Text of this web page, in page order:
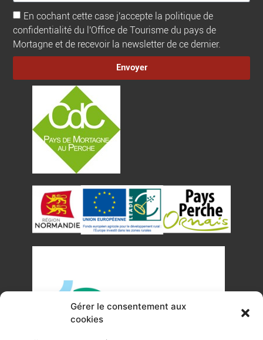
Gérer le consentement aux
cookies
En cochant cette case j'accepte la politique de
confidentialité du l'Office de Tourisme du pays de
Mortagne et de recevoir la newsletter de ce dernier.
Envoyer